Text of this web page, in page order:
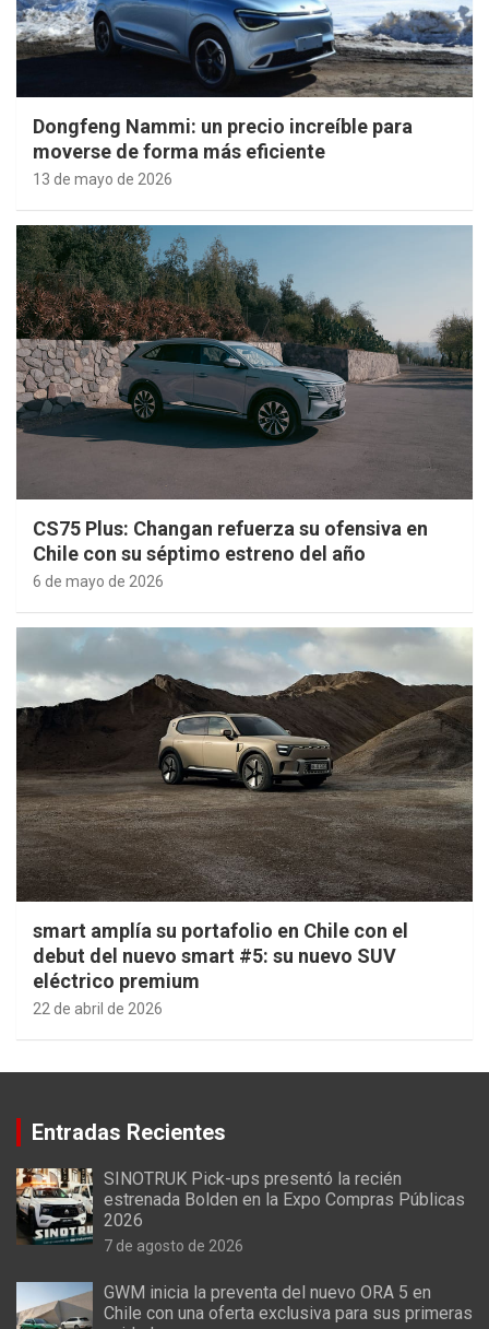
Dongfeng Nammi: un precio increíble para
moverse de forma más eficiente
13 de mayo de 2026
CS75 Plus: Changan refuerza su ofensiva en
Chile con su séptimo estreno del año
6 de mayo de 2026
smart amplía su portafolio en Chile con el
debut del nuevo smart #5: su nuevo SUV
eléctrico premium
22 de abril de 2026
Entradas Recientes
SINOTRUK Pick-ups presentó la recién
estrenada Bolden en la Expo Compras Públicas
2026
7 de agosto de 2026
GWM inicia la preventa del nuevo ORA 5 en
Chile con una oferta exclusiva para sus primeras